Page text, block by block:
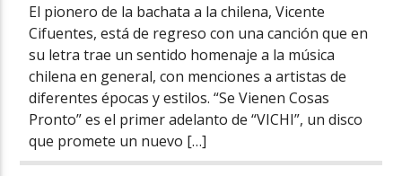
El pionero de la bachata a la chilena, Vicente
Cifuentes, está de regreso con una canción que en
su letra trae un sentido homenaje a la música
chilena en general, con menciones a artistas de
diferentes épocas y estilos. “Se Vienen Cosas
Pronto” es el primer adelanto de “VICHI”, un disco
que promete un nuevo […]